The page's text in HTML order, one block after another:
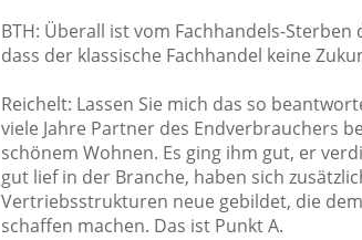
BTH: Überall ist vom Fachhandels-Sterben
dass der klassische Fachhandel keine
Reichelt: Lassen Sie mich das so
viele Jahre Partner des Endverbrauchers
schönem Wohnen. Es ging ihm gut, er
gut lief in der Branche, haben sich
Vertriebsstrukturen neue gebildet, die
schaffen machen. Das ist Punkt A.